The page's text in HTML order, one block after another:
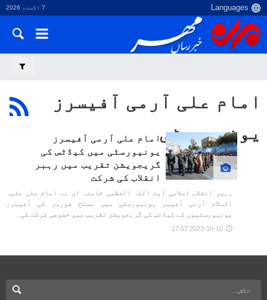
7 اگست، 2026
امام علی آرمی آفیسرز
یونیورسٹیامام علی آرمی آفیسرز
یونیورسٹی میں کیڈٹس کی
گریجویشن تقریب میں رہبر
انقلاب کی شرکت
رہبر انقلاب اسلامی آیت اللہ العظمی خامنہ ای نے امام علی علیہ
السلام آرمی آفیسر یونیورسٹی میں مسلح فورسز کی آفیسرز
یونیورسٹیوں کے کیڈٹس کی گریجویشن تقریب میں خصوصی شرکت کی۔
2023-10-10 17:57